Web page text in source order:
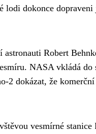
lodi dokonce
Robert
NASA vkládá do
2 dokázat, že
vesmírné stanice